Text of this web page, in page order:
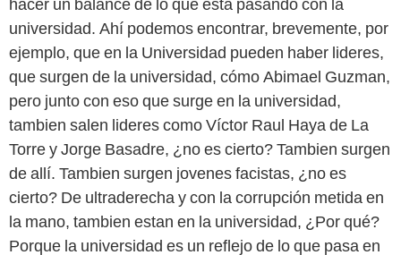
hacer un balance de lo que está pasando con la
universidad. Ahí podemos encontrar, brevemente, por
ejemplo, que en la Universidad pueden haber lideres,
que surgen de la universidad, cómo Abimael Guzman,
pero junto con eso que surge en la universidad,
tambien salen lideres como Víctor Raul Haya de La
Torre y Jorge Basadre, ¿no es cierto? Tambien surgen
de allí. Tambien surgen jovenes facistas, ¿no es
cierto? De ultraderecha y con la corrupción metida en
la mano, tambien estan en la universidad, ¿Por qué?
Porque la universidad es un reflejo de lo que pasa en